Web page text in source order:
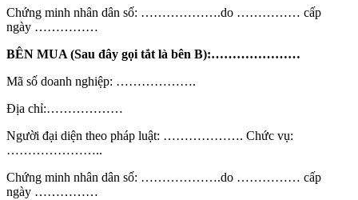
Chứng minh nhân dân số: ……………….do …………… cấp
ngày ……………
BÊN MUA (Sau đây gọi tắt là bên B):…………………
Mã số doanh nghiệp: ……………….
Địa chỉ:………………
Người đại diện theo pháp luật: ………………. Chức vụ:
…………………..
Chứng minh nhân dân số: ……………….do …………… cấp
ngày ……………